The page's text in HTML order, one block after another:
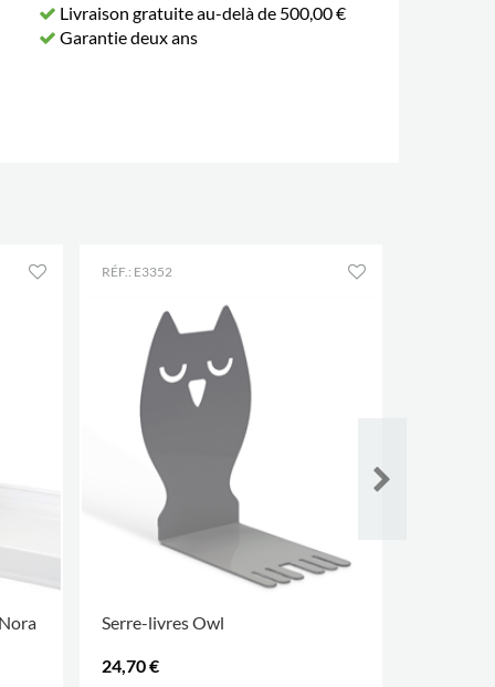
Livraison gratuite au-delà de 500,00 €
Garantie deux ans
RÉF.: E3352
Serre-livres Owl
24,70 €